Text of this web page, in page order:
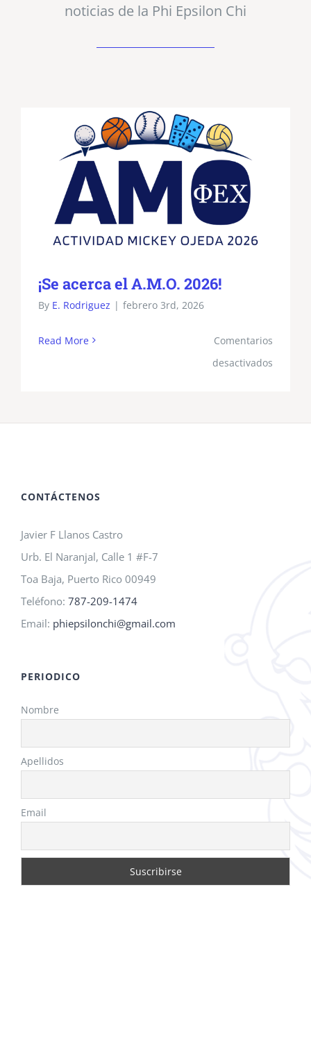
noticias de la Phi Epsilon Chi
¡Se acerca el A.M.O. 2026!
By E. Rodriguez | febrero 3rd, 2026
Read More
Comentarios
desactivados
CONTÁCTENOS
Javier F Llanos Castro
Urb. El Naranjal, Calle 1 #F-7
Toa Baja, Puerto Rico 00949
Teléfono: 787-209-1474
Email: phiepsilonchi@gmail.com
PERIODICO
Nombre
Apellidos
Email